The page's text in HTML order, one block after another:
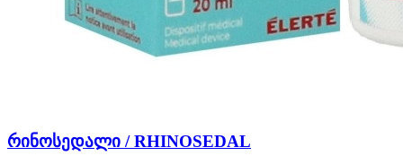
რინოსედალი / RHINOSEDAL